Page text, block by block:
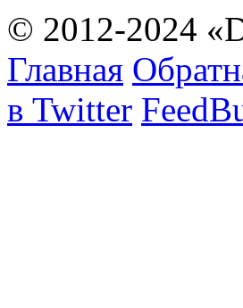
© 2012-2024
Главная
в Twitter